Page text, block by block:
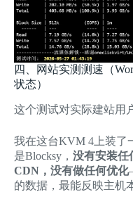
四、网站实测测速（
状态）
这个测试对实际建站用
我在这台KVM 4上装了
是Blocksy， 没有安装任
CDN，没有做任何优化
的数据，最能反映主机